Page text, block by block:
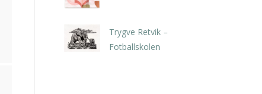
Trygve Retvik –
Fotballskolen